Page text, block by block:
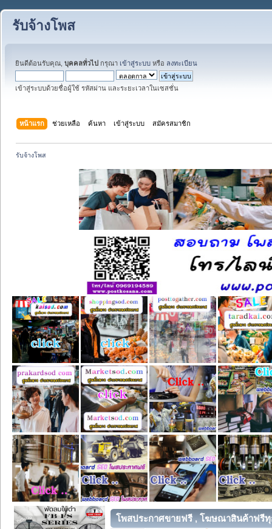
รับจ้างโพส
ยินดีต้อนรับคุณ, บุคคลทั่วไป กรุณา เข้าสู่ระบบ หรือ ลงทะเบียน
เข้าสู่ระบบด้วยชื่อผู้ใช้ รหัสผ่าน และระยะเวลาในเซสชั่น
หน้าแรก ช่วยเหลือ ค้นหา เข้าสู่ระบบ สมัครสมาชิก
รับจ้างโพส
โพสประกาศขายฟรี , โฆษณาสินค้าฟรี